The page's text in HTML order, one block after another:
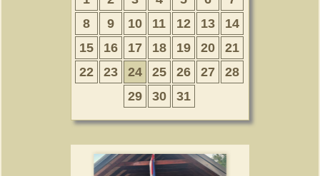
8
9 10 11 12 13
14
15
16 17 18 19 20
21
22
23 24 25 26 27
28
29
30 31